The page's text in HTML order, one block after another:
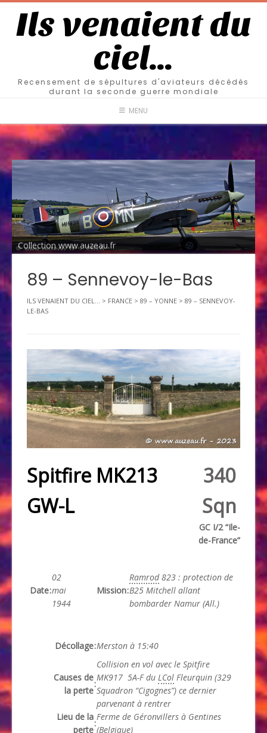
Ils venaient du
ciel…
Recensement de sépultures d'aviateurs décédés
durant la seconde guerre mondiale
MENU
Collection www.auzeau.fr
89 – Sennevoy-le-Bas
ILS VENAIENT DU CIEL... > FRANCE > 89 – YONNE > 89 – SENNEVOY-
LE-BAS
Spitfire MK213
GW-L
340
Sqn
GC I/2 “Ile-
de-France”
Date:
02
mai
1944
Mission:
Ramrod823 : protection de
B25 Mitchell allant
bombarder Namur (All.)
Décollage:Merston à 15:40
Causes de
la perte
:
Collision en vol avec le Spitfire
MK917 5A-F du LCol Fleurquin (329
Squadron “Cigognes”) ce dernier
parvenant à rentrer
Lieu de la
perte
:
Ferme de Géronvillers à Gentines
(Belgique)